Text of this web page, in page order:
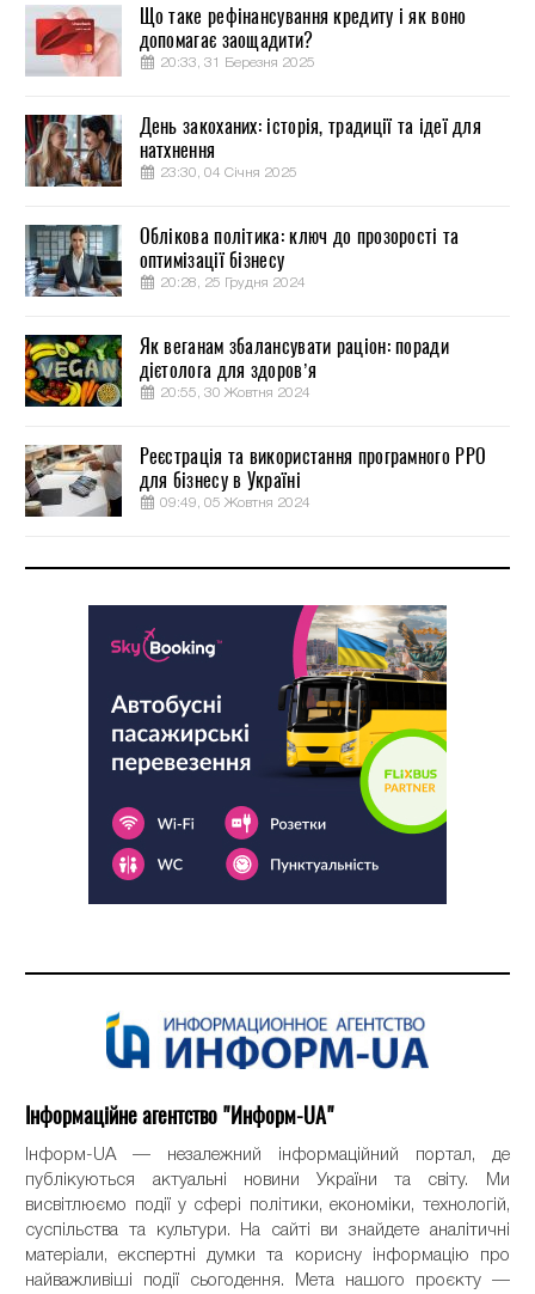
Що таке рефінансування кредиту і як воно
допомагає заощадити?
20:33, 31 Березня 2025
День закоханих: історія, традиції та ідеї для
натхнення
23:30, 04 Січня 2025
Облікова політика: ключ до прозорості та
оптимізації бізнесу
20:28, 25 Грудня 2024
Як веганам збалансувати раціон: поради
дієтолога для здоров’я
20:55, 30 Жовтня 2024
Реєстрація та використання програмного РРО
для бізнесу в Україні
09:49, 05 Жовтня 2024
Інформаційне агентство "Информ-UA"
Інформ-UA — незалежний інформаційний портал, де
публікуються актуальні новини України та світу. Ми
висвітлюємо події у сфері політики, економіки, технологій,
суспільства та культури. На сайті ви знайдете аналітичні
матеріали, експертні думки та корисну інформацію про
найважливіші події сьогодення. Мета нашого проєкту —